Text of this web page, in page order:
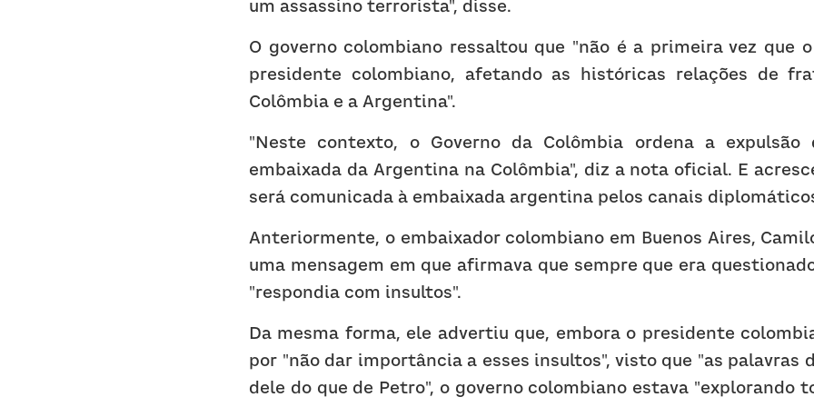
um assassino terrorista", disse.
O governo colombiano ressaltou que "não é a primeira vez que
presidente colombiano, afetando as históricas relações de
Colômbia e a Argentina".
"Neste contexto, o Governo da Colômbia ordena a
embaixada da Argentina na Colômbia", diz a nota oficial. E
será comunicada à embaixada argentina pelos canais
Anteriormente, o embaixador colombiano em Buenos Aires,
uma mensagem em que afirmava que sempre que era
"respondia com insultos".
Da mesma forma, ele advertiu que, embora o presidente
por "não dar importância a esses insultos", visto que "as palavras
dele do que de Petro", o governo colombiano estava "explorando